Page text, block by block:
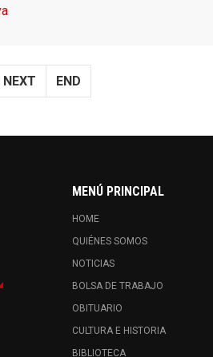
NEXT END
MENÚ PRINCIPAL
HOME
QUIÉNES SOMOS
NOTICIAS
BOLSA DE TRABAJO
OBITUARIO
CULTURA E HISTORIA
BIBLIOTECA